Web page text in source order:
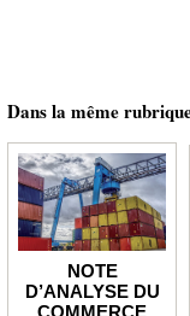
Dans la même
NOTE
D’ANALYSE DU